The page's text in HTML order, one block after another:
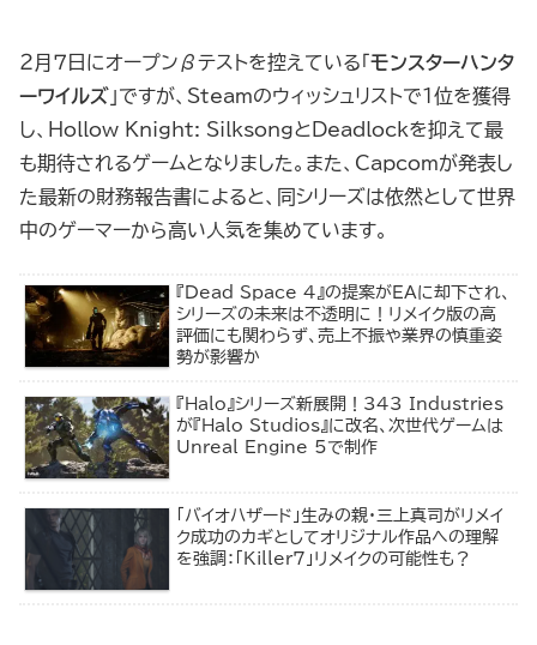
２月７日にオープンβテストを控えている「 モンスターハンタ
ーワイルズ 」ですが、Steamのウィッシュリストで1位を獲得
し、Hollow Knight: SilksongとDeadlockを抑えて最
も期待されるゲームとなりました。また、Capcomが発表し
た最新の財務報告書によると、同シリーズは依然として世界
中のゲーマーから高い人気を集めています。
『Dead Space 4』の提案がEAに却下され、
シリーズの未来は不透明に！リメイク版の高
評価にも関わらず、売上不振や業界の慎重姿
勢が影響か
『Halo』シリーズ新展開！343 Industries
が『Halo Studios』に改名、次世代ゲームは
Unreal Engine 5で制作
「バイオハザード」生みの親・三上真司がリメイ
ク成功のカギとしてオリジナル作品への理解
を強調：「Killer7」リメイクの可能性も？